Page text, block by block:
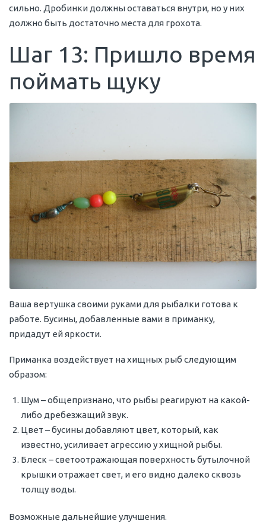
сильно. Дробинки должны оставаться внутри, но у них
должно быть достаточно места для грохота.
Шаг 13: Пришло время
поймать щуку
Ваша вертушка своими руками для рыбалки готова к
работе. Бусины, добавленные вами в приманку,
придадут ей яркости.
Приманка воздействует на хищных рыб следующим
образом:
Шум – общепризнано, что рыбы реагируют на какой-
либо дребезжащий звук.
Цвет – бусины добавляют цвет, который, как
известно, усиливает агрессию у хищной рыбы.
Блеск – светоотражающая поверхность бутылочной
крышки отражает свет, и его видно далеко сквозь
толщу воды.
Возможные дальнейшие улучшения.